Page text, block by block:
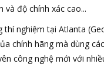
độ chính xác cao...
nghiệm tại Atlanta
chính hãng mà dùng
công nghệ mới với